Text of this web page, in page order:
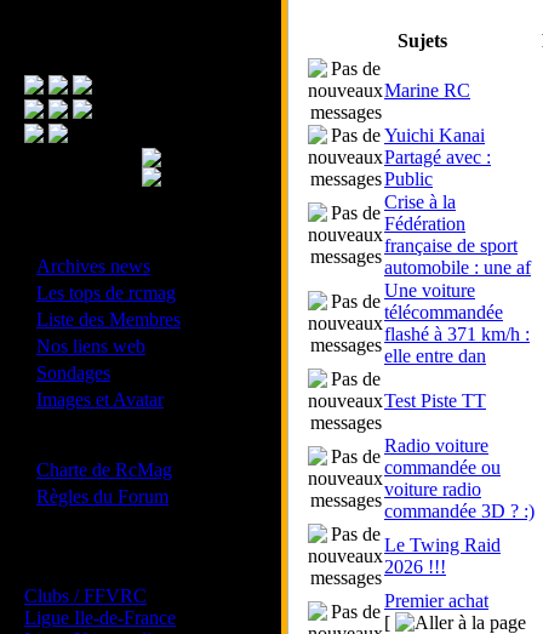
Archives news
Les tops de rcmag
Liste des Membres
Nos liens web
Sondages
Images et Avatar
Charte de RcMag
Règles du Forum
Clubs / FFVRC
Ligue Ile-de-France
Sujets
Marine RC
Yuichi Kanai
Partagé avec :
Public
Crise à la
Fédération
française de sport
automobile : une af
Une voiture
télécommandée
flashé à 371 km/h :
elle entre dan
Test Piste TT
Radio voiture
commandée ou
voiture radio
commandée 3D ? :)
Le Twing Raid
2026 !!!
Premier achat
[